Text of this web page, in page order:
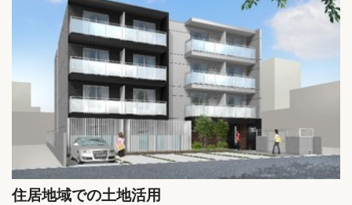
住居地域での土地活用